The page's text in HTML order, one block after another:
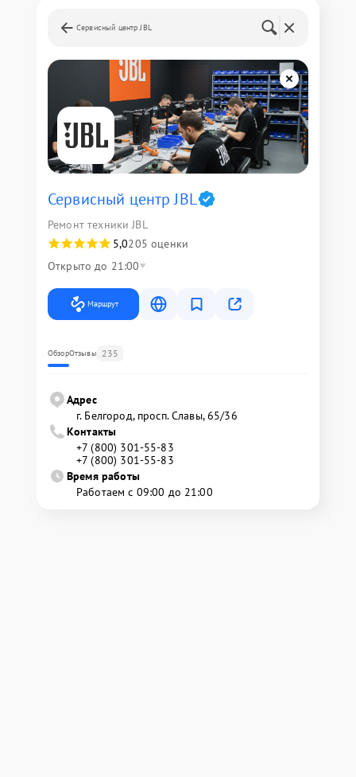
Сервисный центр JBL
Сервисный центр JBL
Ремонт техники JBL
5,0205 оценки
Открыто до 21:00
Маршрут
ОбзорОтзывы 235
Адрес
г. Белгород, просп. Славы, 65/36
Контакты
+7 (800) 301-55-83
+7 (800) 301-55-83
Время работы
Работаем с 09:00 до 21:00